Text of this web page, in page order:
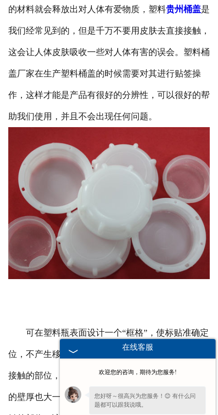
的材料就会释放出对人体有爱物质，塑料贵州桶盖是
我们经常见到的，但是千万不要用皮肤去直接接触，
这会让人体皮肤吸收一些对人体有害的误会。塑料桶
盖厂家在生产塑料桶盖的时候需要对其进行贴签操
作，这样才能是产品有很好的分辨性，可以很好的帮
助我们使用，并且不会出现任何问题。
可在塑料瓶表面设计一个“框格”，使标贴准确定
位，不产生移动。在吹塑成型的时候，型坯吹胀首先
接触的部位，总是趋于先行硬化的部位。因此该部位
的壁厚也大一些。边缘与转角部位，是型坯吹胀后接
在线客服
欢迎您的咨询，期待为您服务!
您好呀～很高兴为您服务！😊 有什么问
题都可以跟我说哦。